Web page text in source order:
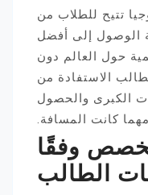
تتيح للطلاب من
الوصول إلى أفضل
حول العالم دون
الاستفادة من
الكبرى والحصول
كانت المسافة.
وفقًا
الطالب